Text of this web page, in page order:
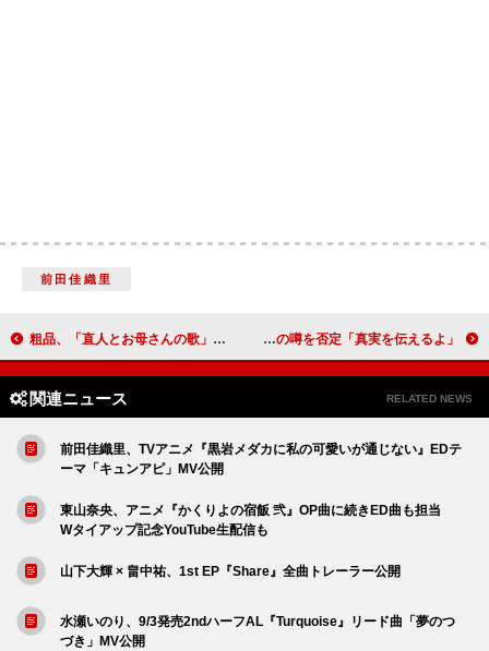
前田佳織里
粗品、「直人とお母さんの歌」MVで目に涙を浮かべて歌う 新アーティスト写真も公開 エド・シーラン、アメリカ移住の噂を否定「真実を伝えるよ」
関連ニュース RELATED NEWS
前田佳織里、TVアニメ『黒岩メダカに私の可愛いが通じない』EDテ
ーマ「キュンアピ」MV公開
東山奈央、アニメ『かくりよの宿飯 弐』OP曲に続きED曲も担当
Wタイアップ記念YouTube生配信も
山下大輝 × 畠中祐、1st EP『Share』全曲トレーラー公開
水瀬いのり、9/3発売2ndハーフAL『Turquoise』リード曲「夢のつ
づき」MV公開